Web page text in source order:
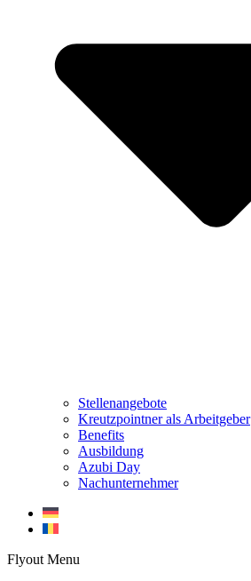
Stellenangebote
Kreutzpointner als Arbeitgeber
Benefits
Ausbildung
Azubi Day
Nachunternehmer
Flyout Menu